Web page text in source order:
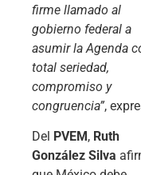
firme llamado al
gobierno federal a
asumir la Agenda
total seriedad,
compromiso y
congruencia”,
Del PVEM , Ruth
González Silva